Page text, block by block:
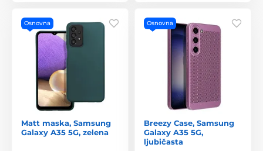
Osnovna
Matt maska, Samsung
Galaxy A35 5G, zelena
Osnovna
Breezy Case, Samsung
Galaxy A35 5G,
ljubičasta